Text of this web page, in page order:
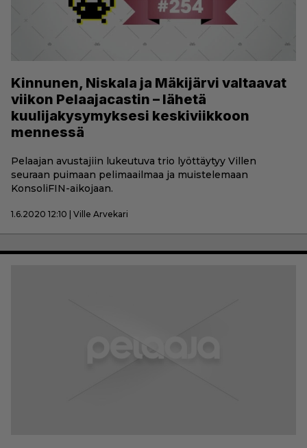
Kinnunen, Niskala ja Mäkijärvi valtaavat
viikon Pelaajacastin – lähetä
kuulijakysymyksesi keskiviikkoon
mennessä
Pelaajan avustajiin lukeutuva trio lyöttäytyy Villen
seuraan puimaan pelimaailmaa ja muistelemaan
KonsoliFIN-aikojaan.
1.6.2020 12:10 | Ville Arvekari